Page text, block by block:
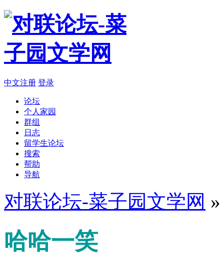
中文注册 登录
论坛
个人家园
群组
日志
留学生论坛
搜索
帮助
导航
对联论坛-菜子园文学网
哈哈一笑